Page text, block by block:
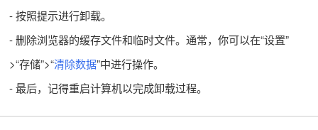
- 按照提示进行卸载。
- 删除浏览器的缓存文件和临时文件。通常，你可以在“设置”
>“存储”>“清除数据”中进行操作。
- 最后，记得重启计算机以完成卸载过程。